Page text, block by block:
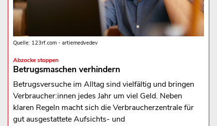
Quelle: 123rf.com - artiemedvedev
Abzocke stoppen
Betrugsmaschen verhindern
Betrugsversuche im Alltag sind vielfältig und bringen
Verbraucher:innen jedes Jahr um viel Geld. Neben
klaren Regeln macht sich die Verbraucherzentrale für
gut ausgestattete Aufsichts- und